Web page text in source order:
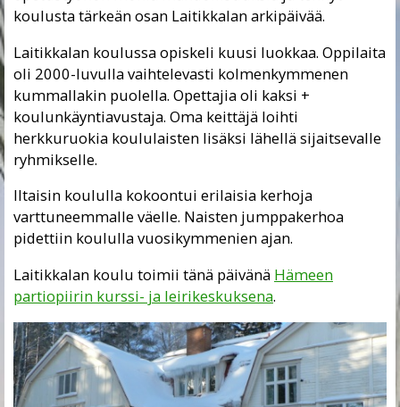
koulusta tärkeän osan Laitikkalan arkipäivää.
Laitikkalan koulussa opiskeli kuusi luokkaa. Oppilaita
oli 2000-luvulla vaihtelevasti kolmenkymmenen
kummallakin puolella. Opettajia oli kaksi +
koulunkäyntiavustaja. Oma keittäjä loihti
herkkuruokia koululaisten lisäksi lähellä sijaitsevalle
ryhmikselle.
Iltaisin koululla kokoontui erilaisia kerhoja
varttuneemmalle väelle. Naisten jumppakerhoa
pidettiin koululla vuosikymmenien ajan.
Laitikkalan koulu toimii tänä päivänä Hämeen
partiopiirin kurssi- ja leirikeskuksena.